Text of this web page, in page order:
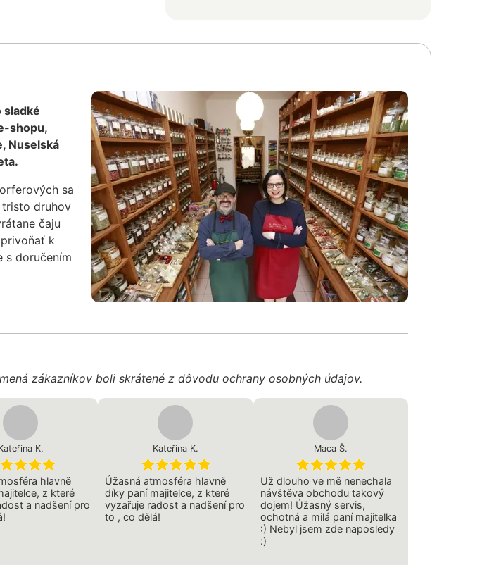
sladké
shopu,
Nuselská
sa
tristo druhov
čaju
k
s doručením
zákazníkov boli skrátené z dôvodu ochrany osobných údajov.
K.
hlavně
z které
a nadšení pro
Kateřina K.
Úžasná atmosféra hlavně
díky paní majitelce, z které
vyzařuje radost a nadšení pro
to , co dělá!
Maca Š.
Už dlouho ve mě nenechala
návštěva obchodu takový
dojem! Úžasný servis,
ochotná a milá paní majitelka
:) Nebyl jsem zde naposledy
:)